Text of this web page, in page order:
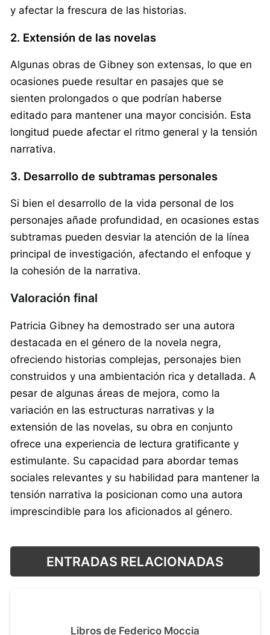
y afectar la frescura de las historias.
2. Extensión de las novelas
Algunas obras de Gibney son extensas, lo que en
ocasiones puede resultar en pasajes que se
sienten prolongados o que podrían haberse
editado para mantener una mayor concisión. Esta
longitud puede afectar el ritmo general y la tensión
narrativa.
3. Desarrollo de subtramas personales
Si bien el desarrollo de la vida personal de los
personajes añade profundidad, en ocasiones estas
subtramas pueden desviar la atención de la línea
principal de investigación, afectando el enfoque y
la cohesión de la narrativa.
Valoración final
Patricia Gibney ha demostrado ser una autora
destacada en el género de la novela negra,
ofreciendo historias complejas, personajes bien
construidos y una ambientación rica y detallada. A
pesar de algunas áreas de mejora, como la
variación en las estructuras narrativas y la
extensión de las novelas, su obra en conjunto
ofrece una experiencia de lectura gratificante y
estimulante. Su capacidad para abordar temas
sociales relevantes y su habilidad para mantener la
tensión narrativa la posicionan como una autora
imprescindible para los aficionados al género.
ENTRADAS RELACIONADAS
Libros de Federico Moccia